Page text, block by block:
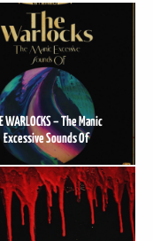
WARLOCKS – The Manic
Excessive Sounds Of